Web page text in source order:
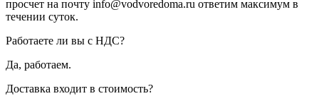
просчет на почту info@vodvoredoma.ru ответим максимум в
течении суток.
Работаете ли вы с НДС?
Да, работаем.
Доставка входит в стоимость?